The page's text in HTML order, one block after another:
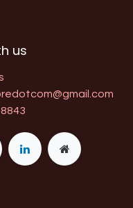
us